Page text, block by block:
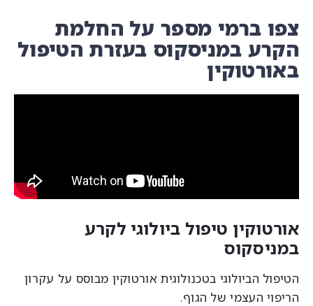
ברמי מספר על החלמת
במניסקוס בעזרת הטיפול
טיפול ביולוגי לקרע
הביולוגי בטכנולוגית אורטוקין מבוסס על עקרון
העצמי של הגוף.